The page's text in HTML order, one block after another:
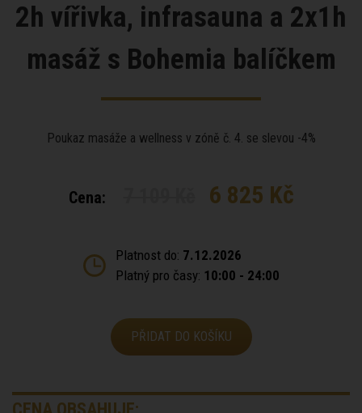
2h vířivka, infrasauna a 2x1h
masáž s Bohemia balíčkem
Poukaz masáže a wellness v zóně č. 4. se slevou -4%
Cena: 6 825 Kč
Platnost do: 7.12.2026
Platný pro časy: 10:00 - 24:00
PŘIDAT DO KOŠÍKU